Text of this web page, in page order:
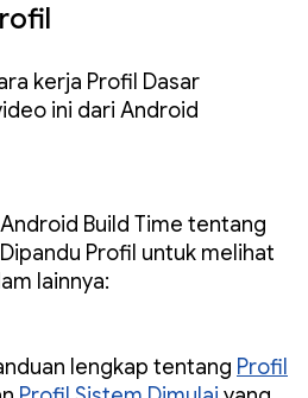
kerja Profil Dasar
ini dari Android
Build Time tentang
Profil untuk melihat
lainnya:
lengkap tentang Profil